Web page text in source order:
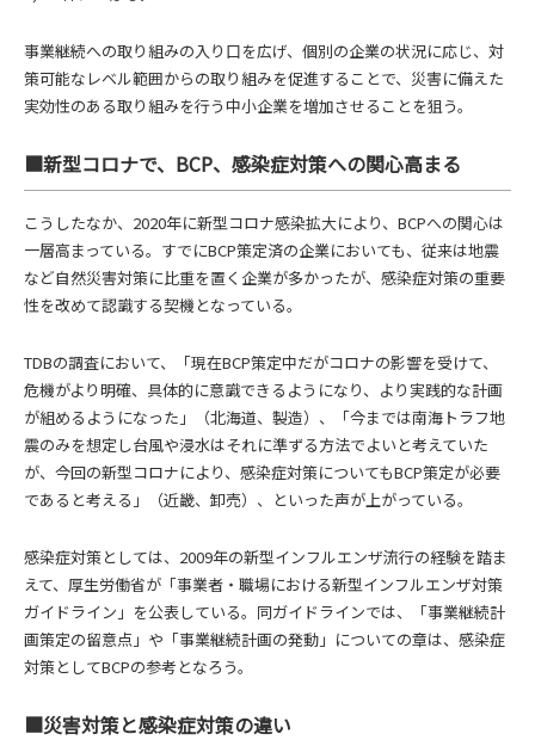
事業継続への取り組みの入り口を広げ、個別の企業の状況に応じ、対
策可能なレベル範囲からの取り組みを促進することで、災害に備えた
実効性のある取り組みを行う中小企業を増加させることを狙う。
■新型コロナで、BCP、感染症対策への関心高まる
こうしたなか、2020年に新型コロナ感染拡大により、BCPへの関心は
一層高まっている。すでにBCP策定済の企業においても、従来は地震
など自然災害対策に比重を置く企業が多かったが、感染症対策の重要
性を改めて認識する契機となっている。
TDBの調査において、「現在BCP策定中だがコロナの影響を受けて、
危機がより明確、具体的に意識できるようになり、より実践的な計画
が組めるようになった」（北海道、製造）、「今までは南海トラフ地
震のみを想定し台風や浸水はそれに準ずる方法でよいと考えていた
が、今回の新型コロナにより、感染症対策についてもBCP策定が必要
であると考える」（近畿、卸売）、といった声が上がっている。
感染症対策としては、2009年の新型インフルエンザ流行の経験を踏ま
えて、厚生労働省が「事業者・職場における新型インフルエンザ対策
ガイドライン」を公表している。同ガイドラインでは、「事業継続計
画策定の留意点」や「事業継続計画の発動」についての章は、感染症
対策としてBCPの参考となろう。
■災害対策と感染症対策の違い